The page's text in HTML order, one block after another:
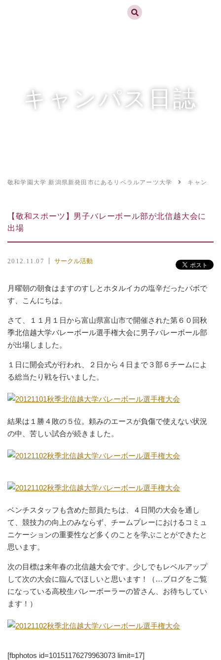
キャンパス日誌
敬和学園大学 新潟県新発田市にあるリベラルアーツ大学 キャンパ
【敬和スポーツ】男子バレーボール部が北信越大会に
出場
2012.11.07 サークル活動
月曜朝の朝食はますのすしとホタルイカの塩辛だったバボで
す、こんにちは。
さて、１１月１日から富山県富山市で開催された第６０回秋
季北信越大学バレーボール選手権大会に男子バレーボール部
が出場しました。
１日に開会式が行われ、２日から４日まで３部６チームによ
る総当たり戦を行いました。
結果は１勝４敗の５位。頼みのエースが負傷で使えない状況
の中、苦しい試合が続きました。
ベンチスタッフも含めた部員たちは、４日間の大会を通し
て、競技力の向上のみならず、チームプレーにおけるコミュ
ニケーションの重要性など多くのことを学ぶことができたと
思います。
次の目標は来年春の北信越大会です。少しでもレベルアップ
して次の大会に臨んでほしいと思います！（…ブログをご覧
になっている高校生バレーボーラーの皆さん、お待ちしてい
ます！）
[fbphotos id=10151176279963073 limit=17]